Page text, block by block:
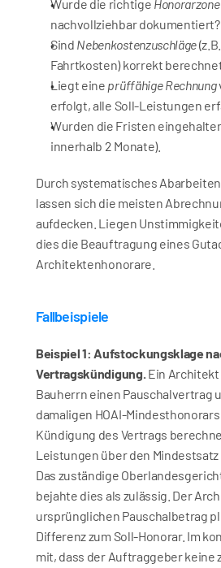
Wurde die richtige Honorarzone
nachvollziehbar dokumentiert?
Sind Nebenkostenzuschläge
Fahrtkosten) korrekt
Liegt eine prüffähige Rechnung
erfolgt, alle Soll-Leistungen
Wurden die Fristen
innerhalb 2 Monate).
Durch systematisches
lassen sich die meisten
aufdecken. Liegen
dies die Beauftragung eines
Architektenhonorare.
Fallbeispiele
Beispiel 1: Aufstockungsklage
Vertragskündigung. Ein
Bauherrn einen Pauschalvertrag
damaligen HOAI-
Kündigung des Vertrags
Leistungen über den Mindestsatz
Das zuständige
bejahte dies als zulässig. Der
ursprünglichen Pauschalbetrag
Differenz zum Soll-Honorar. Im
mit, dass der Auftraggeber keine